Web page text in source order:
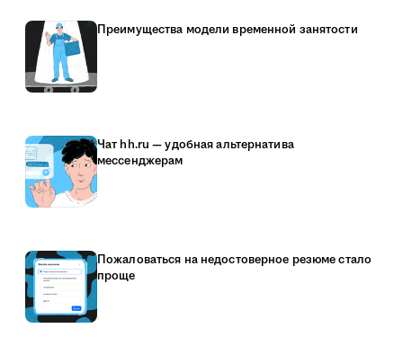
Преимущества модели временной занятости
Чат hh.ru — удобная альтернатива
мессенджерам
Пожаловаться на недостоверное резюме стало
проще